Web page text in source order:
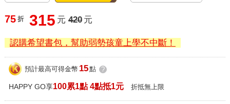
75 折 315 元 420 元
認購希望書包，幫助弱勢孩童上學不中斷！
預計最高可得金幣 15點 ?
HAPPY GO享100累1點 4點抵1元 折抵無上限